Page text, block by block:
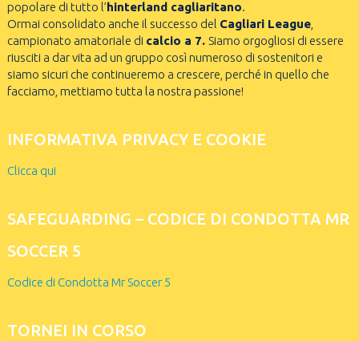
popolare di tutto l’hinterland cagliaritano.
Ormai consolidato anche il successo del Cagliari League,
campionato amatoriale di calcio a 7. Siamo orgogliosi di essere
riusciti a dar vita ad un gruppo così numeroso di sostenitori e
siamo sicuri che continueremo a crescere, perché in quello che
facciamo, mettiamo tutta la nostra passione!
INFORMATIVA PRIVACY E COOKIE
Clicca qui
SAFEGUARDING – CODICE DI CONDOTTA MR
SOCCER 5
Codice di Condotta Mr Soccer 5
TORNEI IN CORSO